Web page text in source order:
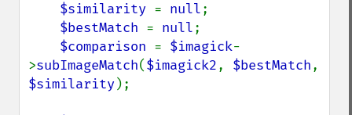
$similarity = null;
$bestMatch = null;
$comparison = $imagick-
>subImageMatch($imagick2, $bestMatch
$similarity);
getImageUnits
getImageVirtualPixelMethod
getImageWhitePoint
getImageWidth
getInterlaceScheme